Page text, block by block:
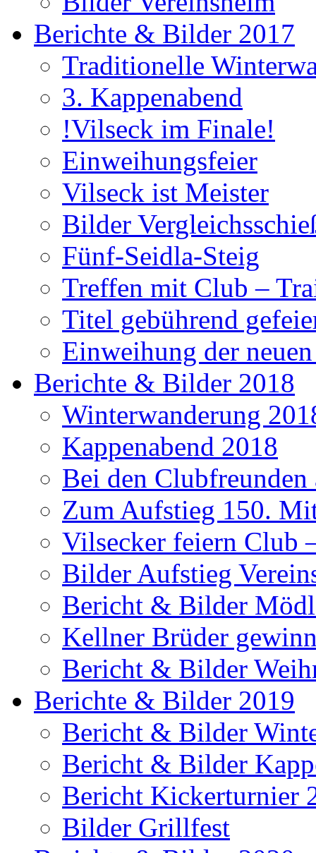
Berichte & Bilder 2017
Traditionelle
3. Kappenabend
!Vilseck im Finale!
Einweihungsfeier
Vilseck ist Meister
Bilder
Fünf-Seidla-Steig
Treffen mit Club –
Titel gebührend
Einweihung der
Berichte & Bilder 2018
Winterwanderung
Kappenabend 2018
Bei den
Zum Aufstieg 150.
Vilsecker feiern Club
Bilder Aufstieg
Bericht & Bilder
Kellner Brüder
Bericht & Bilder
Berichte & Bilder 2019
Bericht & Bilder
Bericht & Bilder
Bericht Kickerturnier
Bilder Grillfest